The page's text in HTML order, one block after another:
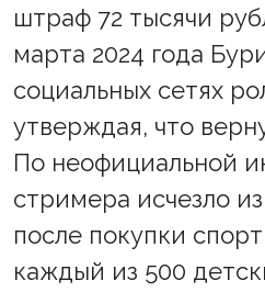
штраф 72 тысячи
марта 2024 года
социальных сетях
утверждая, что
По неофициальной
стримера исчезло
после покупки
каждый из 500